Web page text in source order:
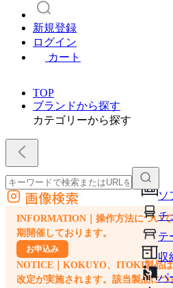
新規登録
ログイン
カート
TOP
ブランドから探す
カテゴリーから探す
ソ
チ
テ
収
パ
外部サイトの商品をカートに追加
他のサイトで見つけた商品ページのURLを貼り付けて、
画像検索
INFORMATION｜操作方法につい
期開催しております。
お申込み
NOTICE｜KOKUYO、ITOKI製品は
改定が実施されます。該当製品に